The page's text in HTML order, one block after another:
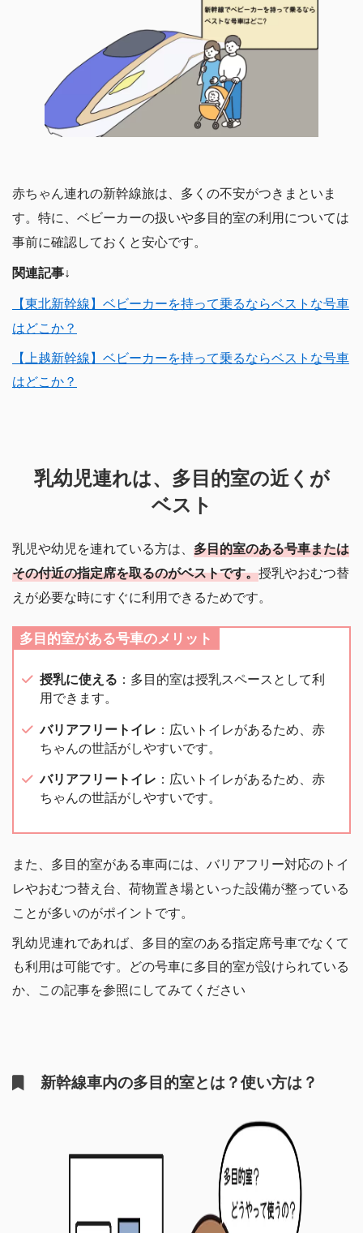
赤ちゃん連れの新幹線旅は、多くの不安がつきまといま
す。特に、ベビーカーの扱いや多目的室の利用については
事前に確認しておくと安心です。
関連記事↓
【東北新幹線】ベビーカーを持って乗るならベストな号車
はどこか？
【上越新幹線】ベビーカーを持って乗るならベストな号車
はどこか？
乳幼児連れは、多目的室の近くが
ベスト
乳児や幼児を連れている方は、 多目的室のある号車または
その付近の指定席を取るのがベストです。授乳やおむつ替
えが必要な時にすぐに利用できるためです。
多目的室がある号車のメリット
授乳に使える ：多目的室は授乳スペースとして利
用できます。
バリアフリートイレ ：広いトイレがあるため、赤
ちゃんの世話がしやすいです。
バリアフリートイレ ：広いトイレがあるため、赤
ちゃんの世話がしやすいです。
また、多目的室がある車両には、バリアフリー対応のトイ
レやおむつ替え台、荷物置き場といった設備が整っている
ことが多いのがポイントです。
乳幼児連れであれば、多目的室のある指定席号車でなくて
も利用は可能です。どの号車に多目的室が設けられている
か、この記事を参照にしてみてください
新幹線車内の多目的室とは？使い方は？